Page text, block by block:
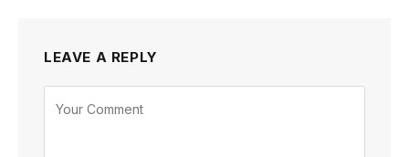
LEAVE A REPLY